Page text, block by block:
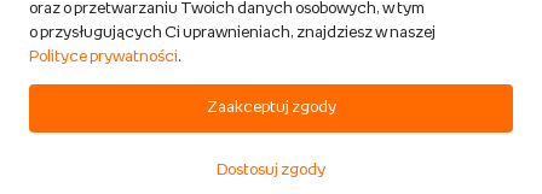
Raty u partnerów Empiku
Odbiór zużytego sprzętu
oraz o przetwarzaniu Twoich danych osobowych, w tym
o przysługujących Ci uprawnieniach, znajdziesz w naszej
Polityce prywatności.
Zaakceptuj zgody
Dostosuj zgody